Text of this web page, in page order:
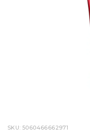
SKU: 5060466662971